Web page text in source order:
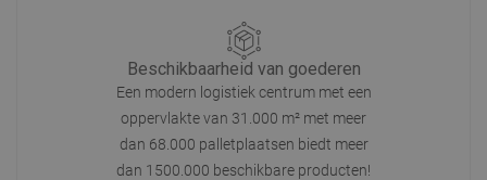
Beschikbaarheid van goederen
Een modern logistiek centrum met een
oppervlakte van 31.000 m² met meer
dan 68.000 palletplaatsen biedt meer
dan 1500.000 beschikbare producten!